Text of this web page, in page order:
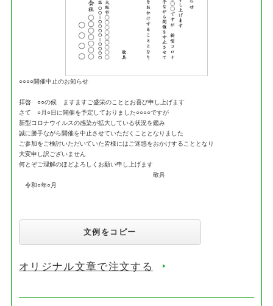
○○○○開催中止のお知らせ
拝啓 ○○の候 ますますご盛栄のこととお喜び申し上げます
さて ○月○日に開催を予定しておりました○○○○ですが
新型コロナウイルスの感染が拡大している状況を鑑み
誠に勝手ながら開催を中止させていただくこととなりました
ご参加をご検討いただいていた皆様にはご迷惑をおかけすることとなり
大変申し訳ございません
何とぞご理解のほどよろしくお願い申し上げます
敬具
令和○年○月
文例をコピー
オリジナル文章で注文する